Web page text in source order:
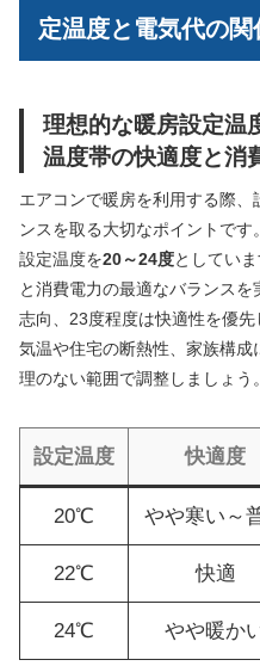
定温度と電気代の関
理想的な暖房設定温
温度帯の快適度と消
エアコンで暖房を利用する際
ンスを取る大切なポイントで
設定温度を20～24度としてい
と消費電力の最適なバランス
志向、23度程度は快適性を優
気温や住宅の断熱性、家族構
理のない範囲で調整しましょう。
設定温度 快適度
20℃ やや寒い～
22℃ 快適
24℃ やや暖か